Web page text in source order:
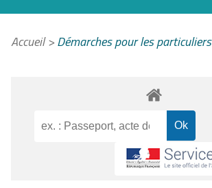
Accueil>Démarches pour les particuliers